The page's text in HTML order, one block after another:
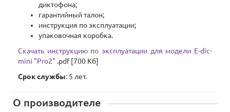
диктофона;
гарантийный талон;
инструкция по эксплуатации;
упаковочная коробка.
Скачать инструкцию по эксплуатации для модели E-dic-
mini "Pro2" .pdf [700 Кб]
Срок службы: 5 лет.
О производителе